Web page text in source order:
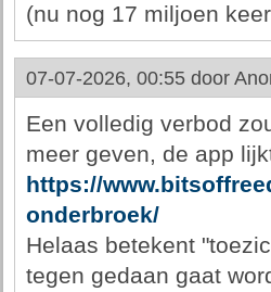
(nu nog 17 miljoen
07-07-2026, 00:55 door
Een volledig verbod
meer geven, de app
https://
onderbroek/
Helaas betekent
tegen gedaan gaat